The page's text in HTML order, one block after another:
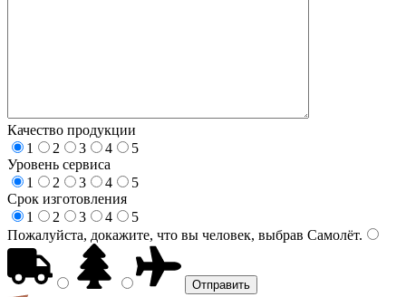
Качество продукции
1
2 3 4
5
Уровень сервиса
1
2 3 4
5
Срок изготовления
1
2 3 4
5
Пожалуйста, докажите, что вы человек, выбрав Самолёт.